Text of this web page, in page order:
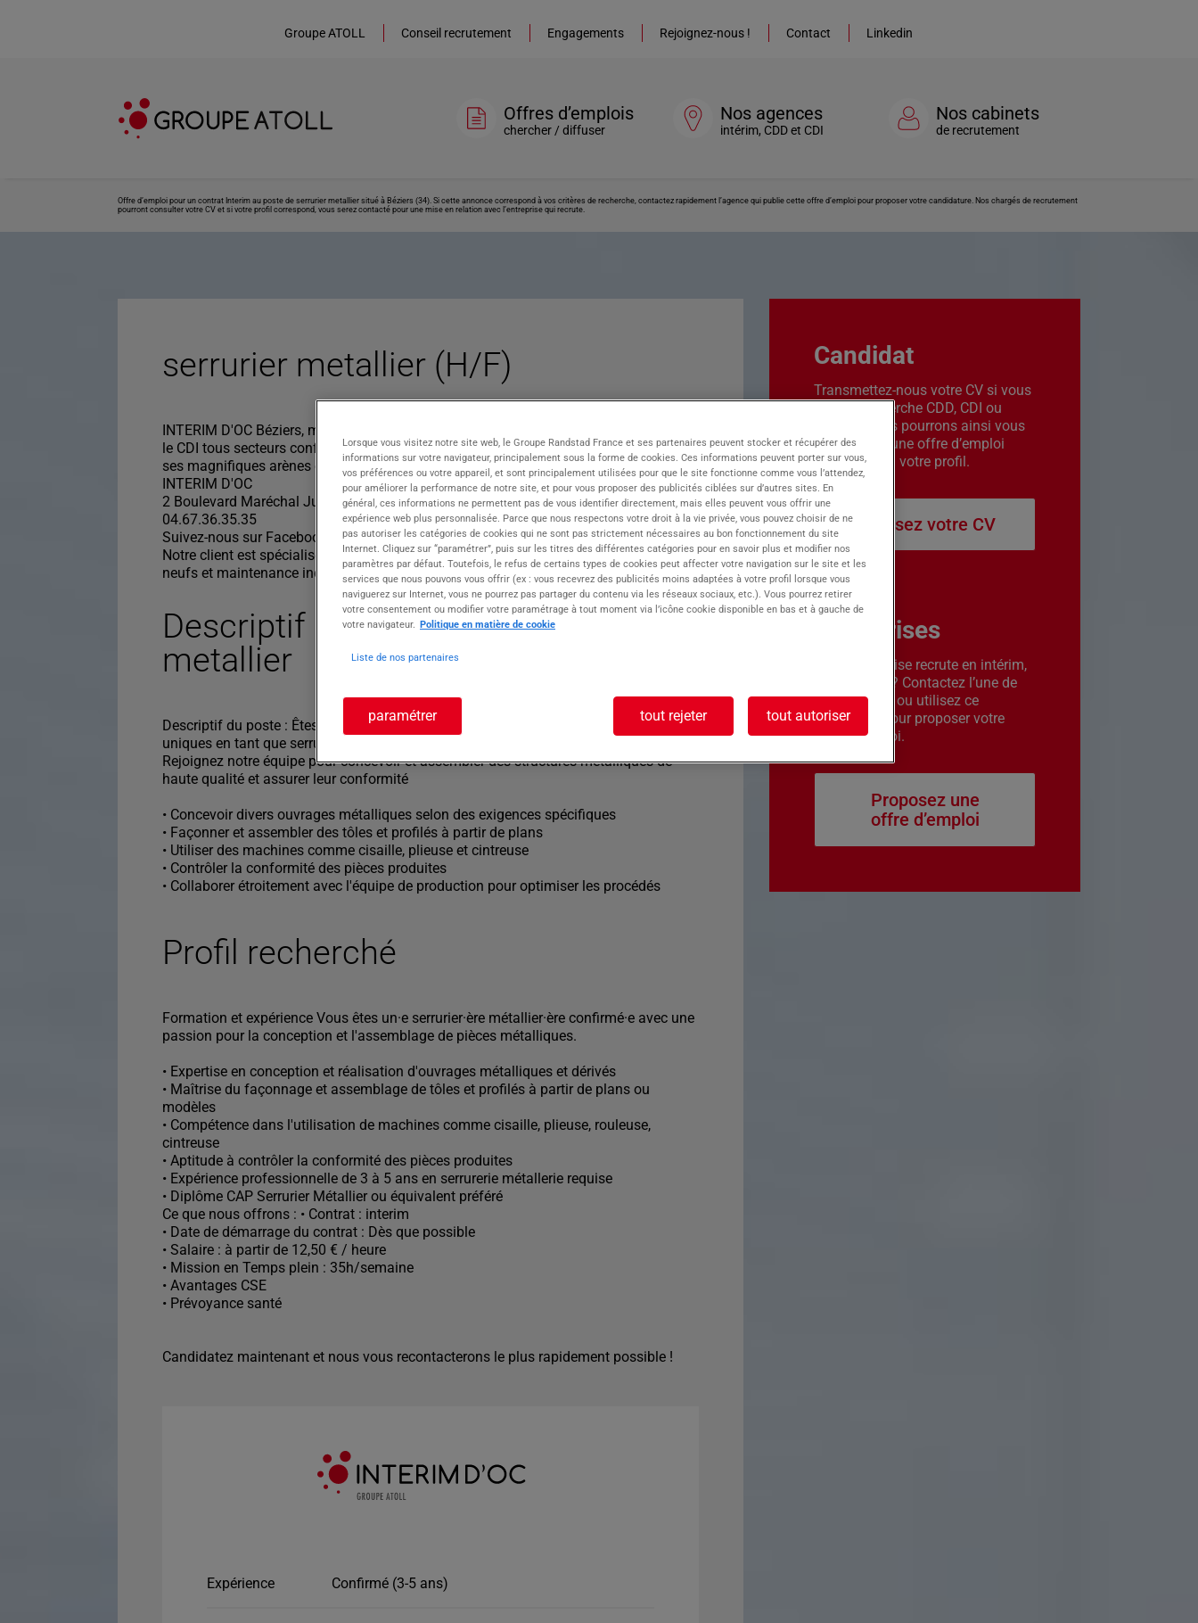
Groupe ATOLL Conseil recrutement Engagements Rejoignez-nous ! Contact Linkedin
Offres d’emplois
chercher / diffuser
Nos agences
intérim, CDD et CDI
Nos cabinets
de recrutement
Offre d’emploi pour un contrat Interim au poste de serrurier metallier situé à Béziers (34). Si cette annonce correspond à vos critères de recherche, contactez rapidement l’agence qui publie cette offre d’emploi pour proposer votre candidature. Nos chargés de recrutement
pourront consulter votre CV et si votre profil correspond, vous serez contacté pour une mise en relation avec l’entreprise qui recrute.
serrurier metallier (H/F)
INTERIM D'OC Béziers, membre du Groupe ATOLL, intervient dans l'intérim, le CDD et
le CDI tous secteurs confondus. Découvrez Béziers, au cœur de l'Hérault, célèbre pour
ses magnifiques arènes et son ambiance méditerranéenne.
INTERIM D'OC
2 Boulevard Maréchal Juin - 34500 Béziers
04.67.36.35.35
Suivez-nous sur Facebook - page INTERIM D'OC - Béziers !
Notre client est spécialisé en chaudronnerie, tuyauterie, mécanique pour travaux
neufs et maintenance industrielle.
Descriptif du poste : serrurier
metallier
Descriptif du poste : Êtes-vous prêt(e) à créer et façonner des ouvrages métalliques
uniques en tant que serrurier métallier ?
Rejoignez notre équipe pour concevoir et assembler des structures métalliques de
haute qualité et assurer leur conformité
• Concevoir divers ouvrages métalliques selon des exigences spécifiques
• Façonner et assembler des tôles et profilés à partir de plans
• Utiliser des machines comme cisaille, plieuse et cintreuse
• Contrôler la conformité des pièces produites
• Collaborer étroitement avec l'équipe de production pour optimiser les procédés
Profil recherché
Formation et expérience Vous êtes un·e serrurier·ère métallier·ère confirmé·e avec une
passion pour la conception et l'assemblage de pièces métalliques.
• Expertise en conception et réalisation d'ouvrages métalliques et dérivés
• Maîtrise du façonnage et assemblage de tôles et profilés à partir de plans ou
modèles
• Compétence dans l'utilisation de machines comme cisaille, plieuse, rouleuse,
cintreuse
• Aptitude à contrôler la conformité des pièces produites
• Expérience professionnelle de 3 à 5 ans en serrurerie métallerie requise
• Diplôme CAP Serrurier Métallier ou équivalent préféré
Ce que nous offrons : • Contrat : interim
• Date de démarrage du contrat : Dès que possible
• Salaire : à partir de 12,50 € / heure
• Mission en Temps plein : 35h/semaine
• Avantages CSE
• Prévoyance santé
Candidatez maintenant et nous vous recontacterons le plus rapidement possible !
Expérience Confirmé (3-5 ans)
Candidat
Transmettez-nous votre CV si vous
êtes en recherche CDD, CDI ou
intérim. Nous pourrons ainsi vous
contacter si une offre d’emploi
correspond à votre profil.
Déposez votre CV
Entreprises
Votre entreprise recrute en intérim,
CDD ou CDI ? Contactez l’une de
nos agences ou utilisez ce
formulaire pour proposer votre
offre d’emploi.
Proposez une
offre d’emploi
Lorsque vous visitez notre site web, le Groupe Randstad France et ses partenaires peuvent stocker et récupérer des
informations sur votre navigateur, principalement sous la forme de cookies. Ces informations peuvent porter sur vous,
vos préférences ou votre appareil, et sont principalement utilisées pour que le site fonctionne comme vous l’attendez,
pour améliorer la performance de notre site, et pour vous proposer des publicités ciblées sur d’autres sites. En
général, ces informations ne permettent pas de vous identifier directement, mais elles peuvent vous offrir une
expérience web plus personnalisée. Parce que nous respectons votre droit à la vie privée, vous pouvez choisir de ne
pas autoriser les catégories de cookies qui ne sont pas strictement nécessaires au bon fonctionnement du site
Internet. Cliquez sur “paramétrer”, puis sur les titres des différentes catégories pour en savoir plus et modifier nos
paramètres par défaut. Toutefois, le refus de certains types de cookies peut affecter votre navigation sur le site et les
services que nous pouvons vous offrir (ex : vous recevrez des publicités moins adaptées à votre profil lorsque vous
naviguerez sur Internet, vous ne pourrez pas partager du contenu via les réseaux sociaux, etc.). Vous pourrez retirer
votre consentement ou modifier votre paramétrage à tout moment via l’icône cookie disponible en bas et à gauche de
votre navigateur. Politique en matière de cookie
Liste de nos partenaires
paramétrer tout rejeter tout autoriser